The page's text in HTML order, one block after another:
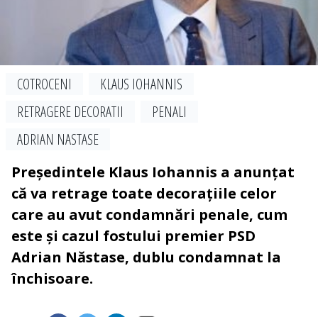
COTROCENI
KLAUS IOHANNIS
RETRAGERE DECORATII
PENALI
ADRIAN NASTASE
Președintele Klaus Iohannis a anunțat
că va retrage toate decorațiile celor
care au avut condamnări penale, cum
este și cazul fostului premier PSD
Adrian Năstase, dublu condamnat la
închisoare.